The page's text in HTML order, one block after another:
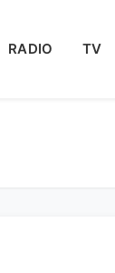
RADIO TV